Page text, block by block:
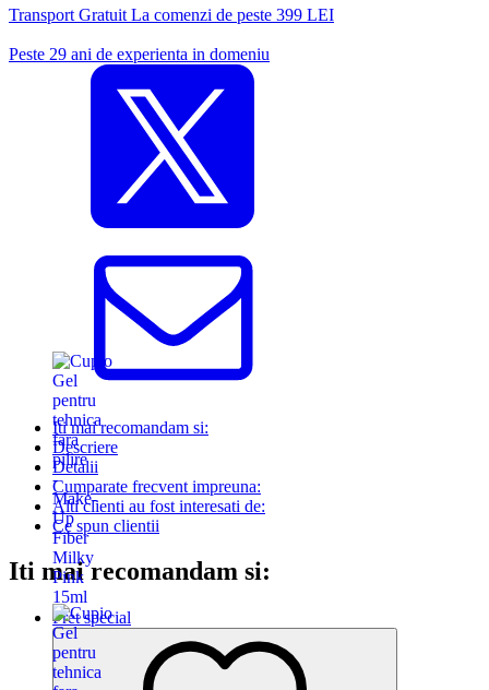
Transport Gratuit La comenzi de peste 399 LEI
Peste 29 ani de experienta in domeniu
Iti mai recomandam si:
Descriere
Detalii
Cumparate frecvent impreuna:
Alti clienti au fost interesati de:
Ce spun clientii
Iti mai recomandam si:
Pret special